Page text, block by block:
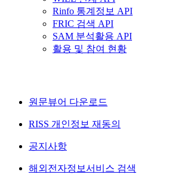
Rinfo 통계정보 API
FRIC 검색 API
SAM 분석활용 API
활용 및 참여 현황
원문뷰어 다운로드
RISS 개인정보 재동의
공지사항
해외전자정보서비스 검색